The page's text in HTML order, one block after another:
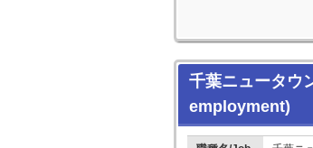
千葉ニュータウ
employment)